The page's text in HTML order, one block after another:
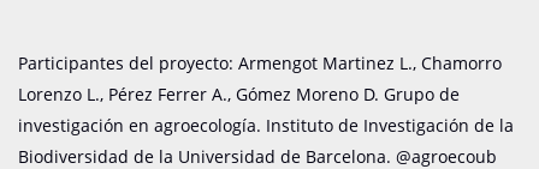
Participantes del proyecto: Armengot Martinez L., Chamorro
Lorenzo L., Pérez Ferrer A., ​​Gómez Moreno D. Grupo de
investigación en agroecología. Instituto de Investigación de la
Biodiversidad de la Universidad de Barcelona. @agroecoub